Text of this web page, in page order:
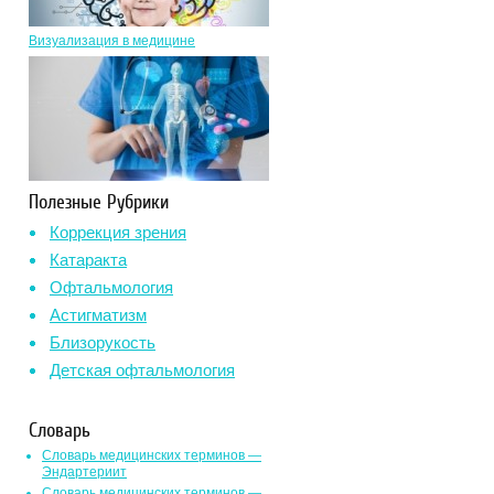
Визуализация в медицине
Полезные Рубрики
Коррекция зрения
Катаракта
Офтальмология
Астигматизм
Близорукость
Детская офтальмология
Словарь
Словарь медицинских терминов —
Эндартериит